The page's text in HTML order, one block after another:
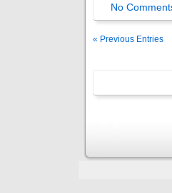
No
« Previous Entries